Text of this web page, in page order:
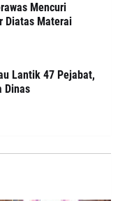
Mencuri
Diatas Materai
Lantik 47 Pejabat,
Dinas